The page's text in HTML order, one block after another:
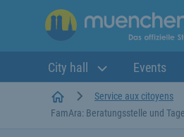
City hall Events
StartseiteService aux citoyens
FamAra: Beratungsstelle und